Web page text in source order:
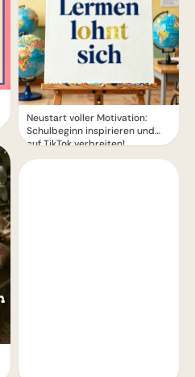
Neustart voller Motivation:
Schulbeginn inspirieren und
auf TikTok verbreiten!